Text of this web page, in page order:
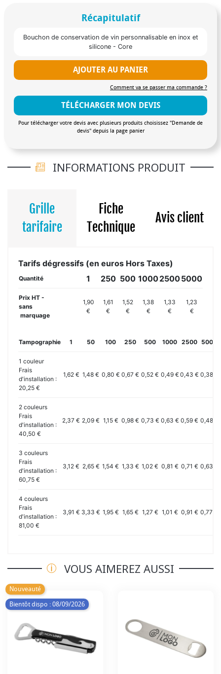
Récapitulatif
Bouchon de conservation de vin personnalisable en inox et
silicone - Core
AJOUTER AU PANIER
Comment va se passer ma commande ?
TÉLÉCHARGER MON DEVIS
Pour télécharger votre devis avec plusieurs produits choisissez "Demande de
devis" depuis la page panier
INFORMATIONS PRODUIT
Grille
tarifaire
Fiche
Technique
Avis client
Tarifs dégressifs (en euros Hors Taxes)
Quantité 1 250 500 100025005000
Prix HT -
sans
marquage
1,90
€
1,61
€
1,52
€
1,38
€
1,33
€
1,23
€
Tampographie 1 50 100 250 500 1000 2500 5000
1 couleur
Frais
d'installation :
20,25 €
1,62 € 1,48 € 0,80 € 0,67 € 0,52 € 0,49 € 0,43 € 0,38 €
2 couleurs
Frais
d'installation :
40,50 €
2,37 € 2,09 € 1,15 € 0,98 € 0,73 € 0,63 € 0,59 € 0,48 €
3 couleurs
Frais
d'installation :
60,75 €
3,12 € 2,65 € 1,54 € 1,33 € 1,02 € 0,81 € 0,71 € 0,63 €
4 couleurs
Frais
d'installation :
81,00 €
3,91 € 3,33 € 1,95 € 1,65 € 1,27 € 1,01 € 0,91 € 0,77 €
VOUS AIMEREZ AUSSI
Nouveauté
Bientôt dispo : 08/09/2026